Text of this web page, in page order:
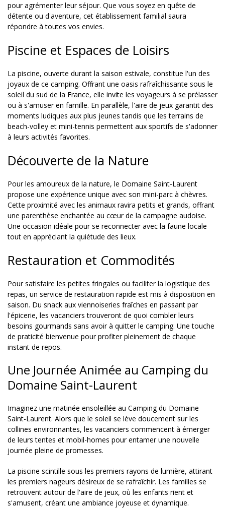
pour agrémenter leur séjour. Que vous soyez en quête de
détente ou d'aventure, cet établissement familial saura
répondre à toutes vos envies.
Piscine et Espaces de Loisirs
La piscine, ouverte durant la saison estivale, constitue l'un des
joyaux de ce camping. Offrant une oasis rafraîchissante sous le
soleil du sud de la France, elle invite les voyageurs à se prélasser
ou à s'amuser en famille. En parallèle, l'aire de jeux garantit des
moments ludiques aux plus jeunes tandis que les terrains de
beach-volley et mini-tennis permettent aux sportifs de s'adonner
à leurs activités favorites.
Découverte de la Nature
Pour les amoureux de la nature, le Domaine Saint-Laurent
propose une expérience unique avec son mini-parc à chèvres.
Cette proximité avec les animaux ravira petits et grands, offrant
une parenthèse enchantée au cœur de la campagne audoise.
Une occasion idéale pour se reconnecter avec la faune locale
tout en appréciant la quiétude des lieux.
Restauration et Commodités
Pour satisfaire les petites fringales ou faciliter la logistique des
repas, un service de restauration rapide est mis à disposition en
saison. Du snack aux viennoiseries fraîches en passant par
l'épicerie, les vacanciers trouveront de quoi combler leurs
besoins gourmands sans avoir à quitter le camping. Une touche
de praticité bienvenue pour profiter pleinement de chaque
instant de repos.
Une Journée Animée au Camping du
Domaine Saint-Laurent
Imaginez une matinée ensoleillée au Camping du Domaine
Saint-Laurent. Alors que le soleil se lève doucement sur les
collines environnantes, les vacanciers commencent à émerger
de leurs tentes et mobil-homes pour entamer une nouvelle
journée pleine de promesses.
La piscine scintille sous les premiers rayons de lumière, attirant
les premiers nageurs désireux de se rafraîchir. Les familles se
retrouvent autour de l'aire de jeux, où les enfants rient et
s'amusent, créant une ambiance joyeuse et dynamique.